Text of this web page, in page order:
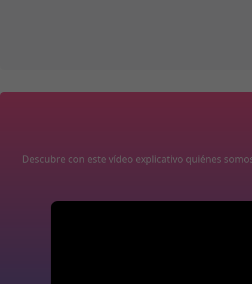
Descubre con este vídeo explicativo quiénes